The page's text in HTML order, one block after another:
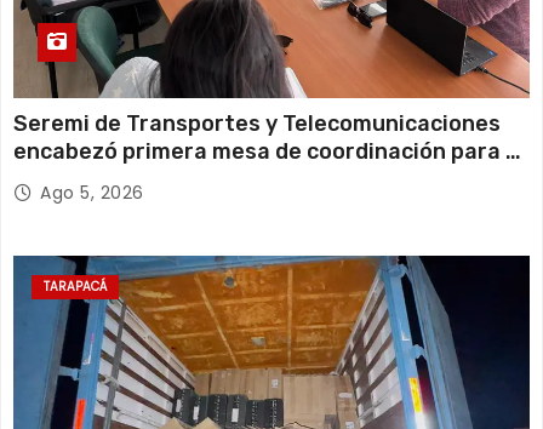
Seremi de Transportes y Telecomunicaciones
encabezó primera mesa de coordinación para el
retiro de cables en desuso en Iquique
Ago 5, 2026
TARAPACÁ